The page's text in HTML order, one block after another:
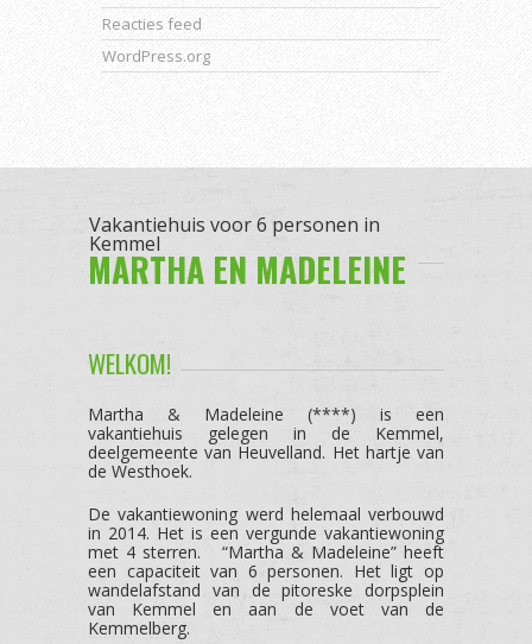
Reacties feed
WordPress.org
Vakantiehuis voor 6 personen in
Kemmel
MARTHA EN MADELEINE
WELKOM!
Martha & Madeleine (****) is een
vakantiehuis gelegen in de Kemmel,
deelgemeente van Heuvelland. Het hartje van
de Westhoek.
De vakantiewoning werd helemaal verbouwd
in 2014. Het is een vergunde vakantiewoning
met 4 sterren. “Martha & Madeleine” heeft
een capaciteit van 6 personen. Het ligt op
wandelafstand van de pitoreske dorpsplein
van Kemmel en aan de voet van de
Kemmelberg.